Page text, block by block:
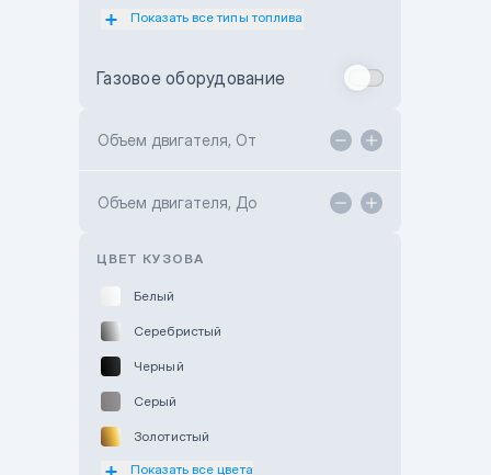
Subaru Motor Almaty
Toyota Kokshetau
Hyundai ShymCity
Показать все типы топлива
Газовое оборудование
Объем двигателя, От
Объем двигателя, До
ЦВЕТ КУЗОВА
Белый
Серебристый
Черный
Серый
Золотистый
Оранжевый
Показать все цвета